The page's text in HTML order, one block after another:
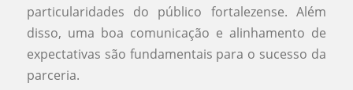
particularidades do público fortalezense. Além
disso, uma boa comunicação e alinhamento de
expectativas são fundamentais para o sucesso da
parceria.